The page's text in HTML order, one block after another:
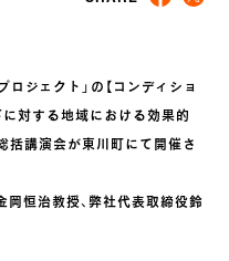
ジェクト」の【コンディショ
に対する地域における効果的
括講演会が東川町にて開催さ
岡恒治教授、弊社代表取締役鈴